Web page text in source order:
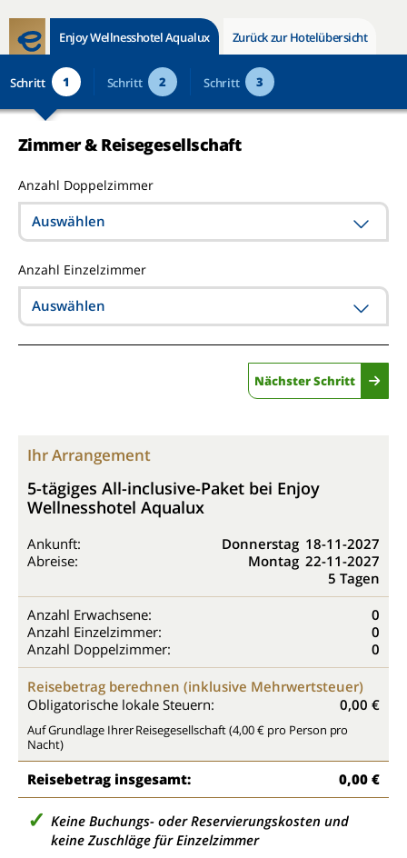
Enjoy Wellnesshotel Aqualux Zurück zur Hotelübersicht
Schritt 1 Schritt 2 Schritt 3
Zimmer & Reisegesellschaft
Anzahl Doppelzimmer
Auswählen
Anzahl Einzelzimmer
Auswählen
Nächster Schritt
Ihr Arrangement
5-tägiges All-inclusive-Paket bei Enjoy
Wellnesshotel Aqualux
Ankunft: Donnerstag 18-11-2027
Abreise:
Montag 22-11-2027
5 Tagen
Anzahl Erwachsene:
0
Anzahl Einzelzimmer:
0
Anzahl Doppelzimmer:
0
Reisebetrag berechnen (inklusive Mehrwertsteuer)
Obligatorische lokale Steuern:
0,00 €
Auf Grundlage Ihrer Reisegesellschaft (4,00 € pro Person pro
Nacht)
Reisebetrag insgesamt: 0,00 €
Keine Buchungs- oder Reservierungskosten und
keine Zuschläge für Einzelzimmer